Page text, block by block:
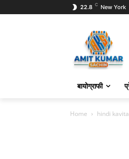
22.8 C New York
बायोग्राफी
Home hindi kavita